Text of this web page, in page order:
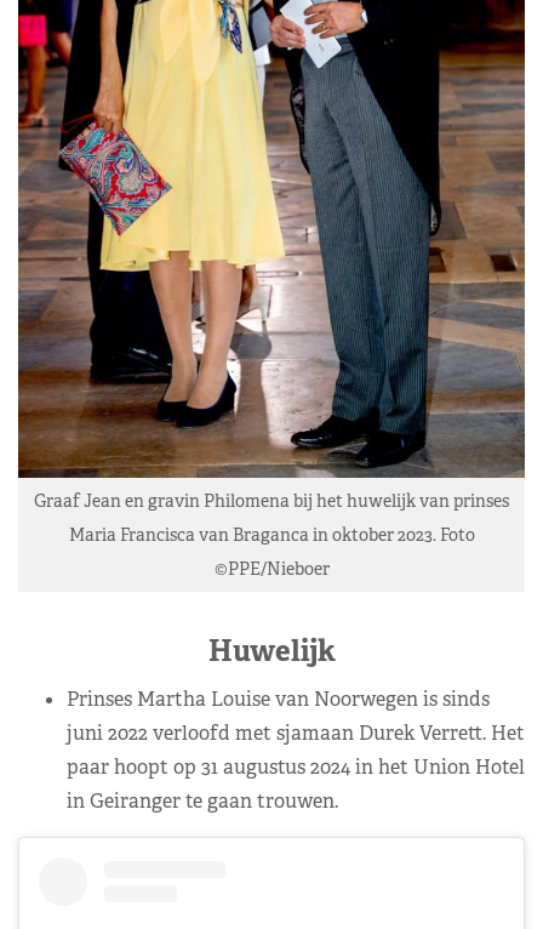
Graaf Jean en gravin Philomena bij het huwelijk van prinses
Maria Francisca van Braganca in oktober 2023. Foto
©PPE/Nieboer
Huwelijk
Prinses Martha Louise van Noorwegen is sinds
juni 2022 verloofd met sjamaan Durek Verrett. Het
paar hoopt op 31 augustus 2024 in het Union Hotel
in Geiranger te gaan trouwen.